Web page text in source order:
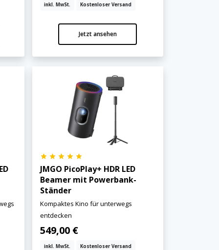
inkl. MwSt. Kostenloser Versand
Jetzt ansehen
JMGO PicoPlay+ HDR LED
Beamer mit Powerbank-
Ständer
Kompaktes Kino für unterwegs
entdecken
549,00 €
inkl. MwSt. Kostenloser Versand